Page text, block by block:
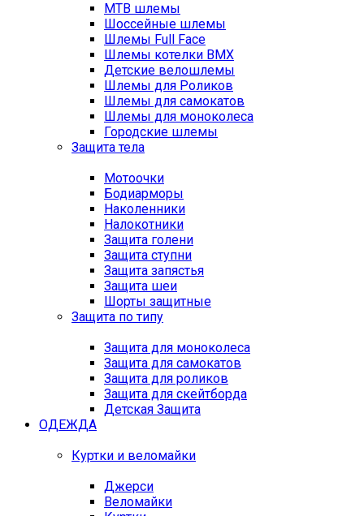
MTB шлемы
Шоссейные шлемы
Шлемы Full Face
Шлемы котелки BMX
Детские велошлемы
Шлемы для Роликов
Шлемы для самокатов
Шлемы для моноколеса
Городские шлемы
Защита тела
Мотоочки
Бодиарморы
Наколенники
Налокотники
Защита голени
Защита ступни
Защита запястья
Защита шеи
Шорты защитные
Защита по типу
Защита для моноколеса
Защита для самокатов
Защита для роликов
Защита для скейтборда
Детская Защита
ОДЕЖДА
Куртки и веломайки
Джерси
Веломайки